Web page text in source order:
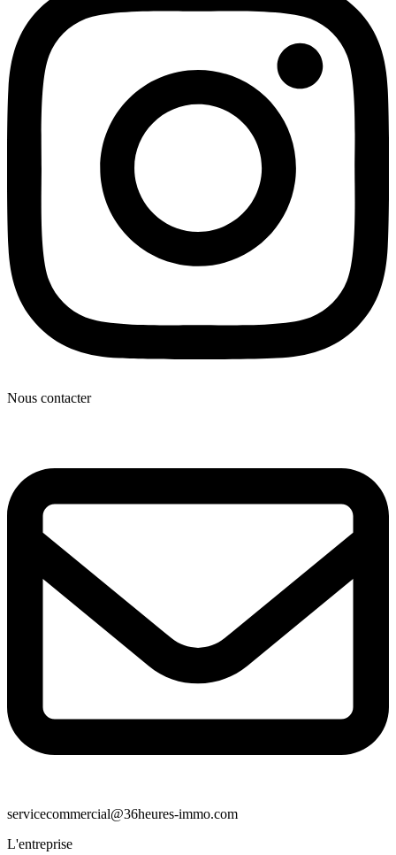
Nous contacter
servicecommercial@36heures-immo.com
L'entreprise